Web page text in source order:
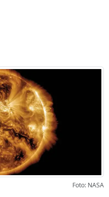
Foto: NASA